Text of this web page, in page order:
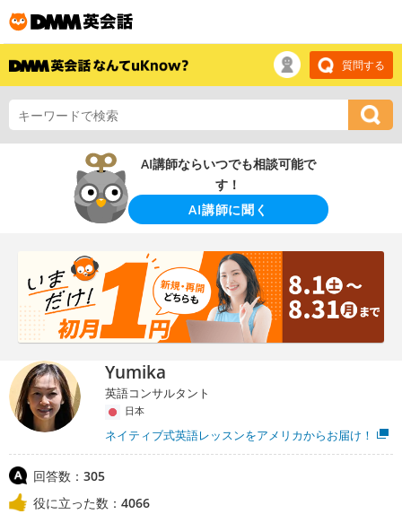
質問する
AI講師ならいつでも相談可能で
す！
AI講師に聞く
Yumika
英語コンサルタント
日本
ネイティブ式英語レッスンをアメリカからお届け！
回答数： 305
役に立った数： 4066